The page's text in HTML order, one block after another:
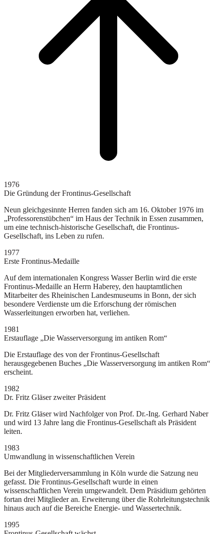
1976
Die Gründung der Frontinus-Gesellschaft
Neun gleichgesinnte Herren fanden sich am 16. Oktober 1976 im
„Professorenstübchen“ im Haus der Technik in Essen zusammen,
um eine technisch-historische Gesellschaft, die Frontinus-
Gesellschaft, ins Leben zu rufen.
1977
Erste Frontinus-Medaille
Auf dem internationalen Kongress Wasser Berlin wird die erste
Frontinus-Medaille an Herrn Haberey, den hauptamtlichen
Mitarbeiter des Rheinischen Landesmuseums in Bonn, der sich
besondere Verdienste um die Erforschung der römischen
Wasserleitungen erworben hat, verliehen.
1981
Erstauflage „Die Wasserversorgung im antiken Rom“
Die Erstauflage des von der Frontinus-Gesellschaft
herausgegebenen Buches „Die Wasserversorgung im antiken Rom“
erscheint.
1982
Dr. Fritz Gläser zweiter Präsident
Dr. Fritz Gläser wird Nachfolger von Prof. Dr.-Ing. Gerhard Naber
und wird 13 Jahre lang die Frontinus-Gesellschaft als Präsident
leiten.
1983
Umwandlung in wissenschaftlichen Verein
Bei der Mitgliederversammlung in Köln wurde die Satzung neu
gefasst. Die Frontinus-Gesellschaft wurde in einen
wissenschaftlichen Verein umgewandelt. Dem Präsidium gehörten
fortan drei Mitglieder an. Erweiterung über die Rohrleitungstechnik
hinaus auch auf die Bereiche Energie- und Wassertechnik.
1995